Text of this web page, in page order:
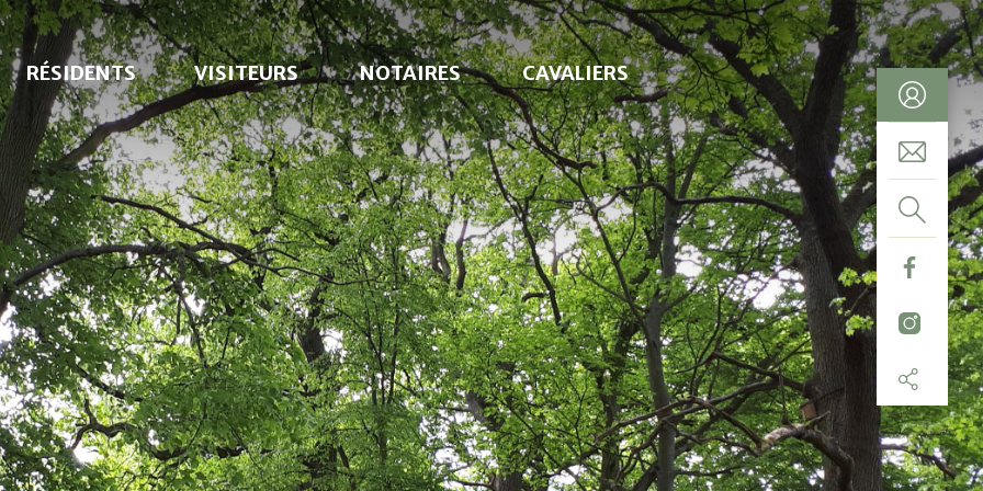
RÉSIDENTS VISITEURS NOTAIRES CAVALIERS